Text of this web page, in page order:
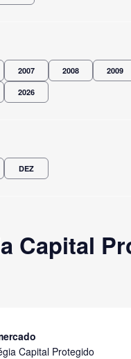
2007 2008 2009
2026
DEZ
Capital
Capital Protegido